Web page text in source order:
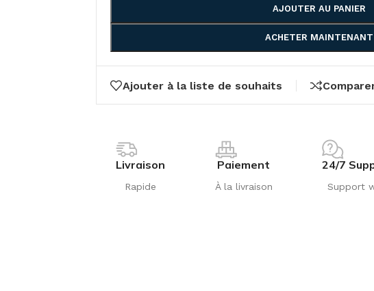
AJOUTER AU PANIER
ACHETER MAINTENANT
Ajouter à la liste de souhaits
Livraison
Rapide
Paiement
À la livraison
24/7
Support